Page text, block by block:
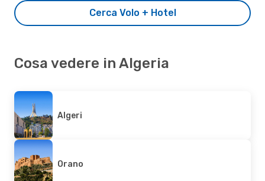
Cerca Volo + Hotel
Cosa vedere in Algeria
Algeri
Orano